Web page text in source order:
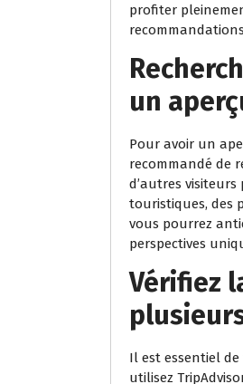
profiter
un
Pour avoir un
recommandé de
d’autres
touristiques, des
vous pourrez
perspectives
Vérifiez
Il est essentiel
utilisez